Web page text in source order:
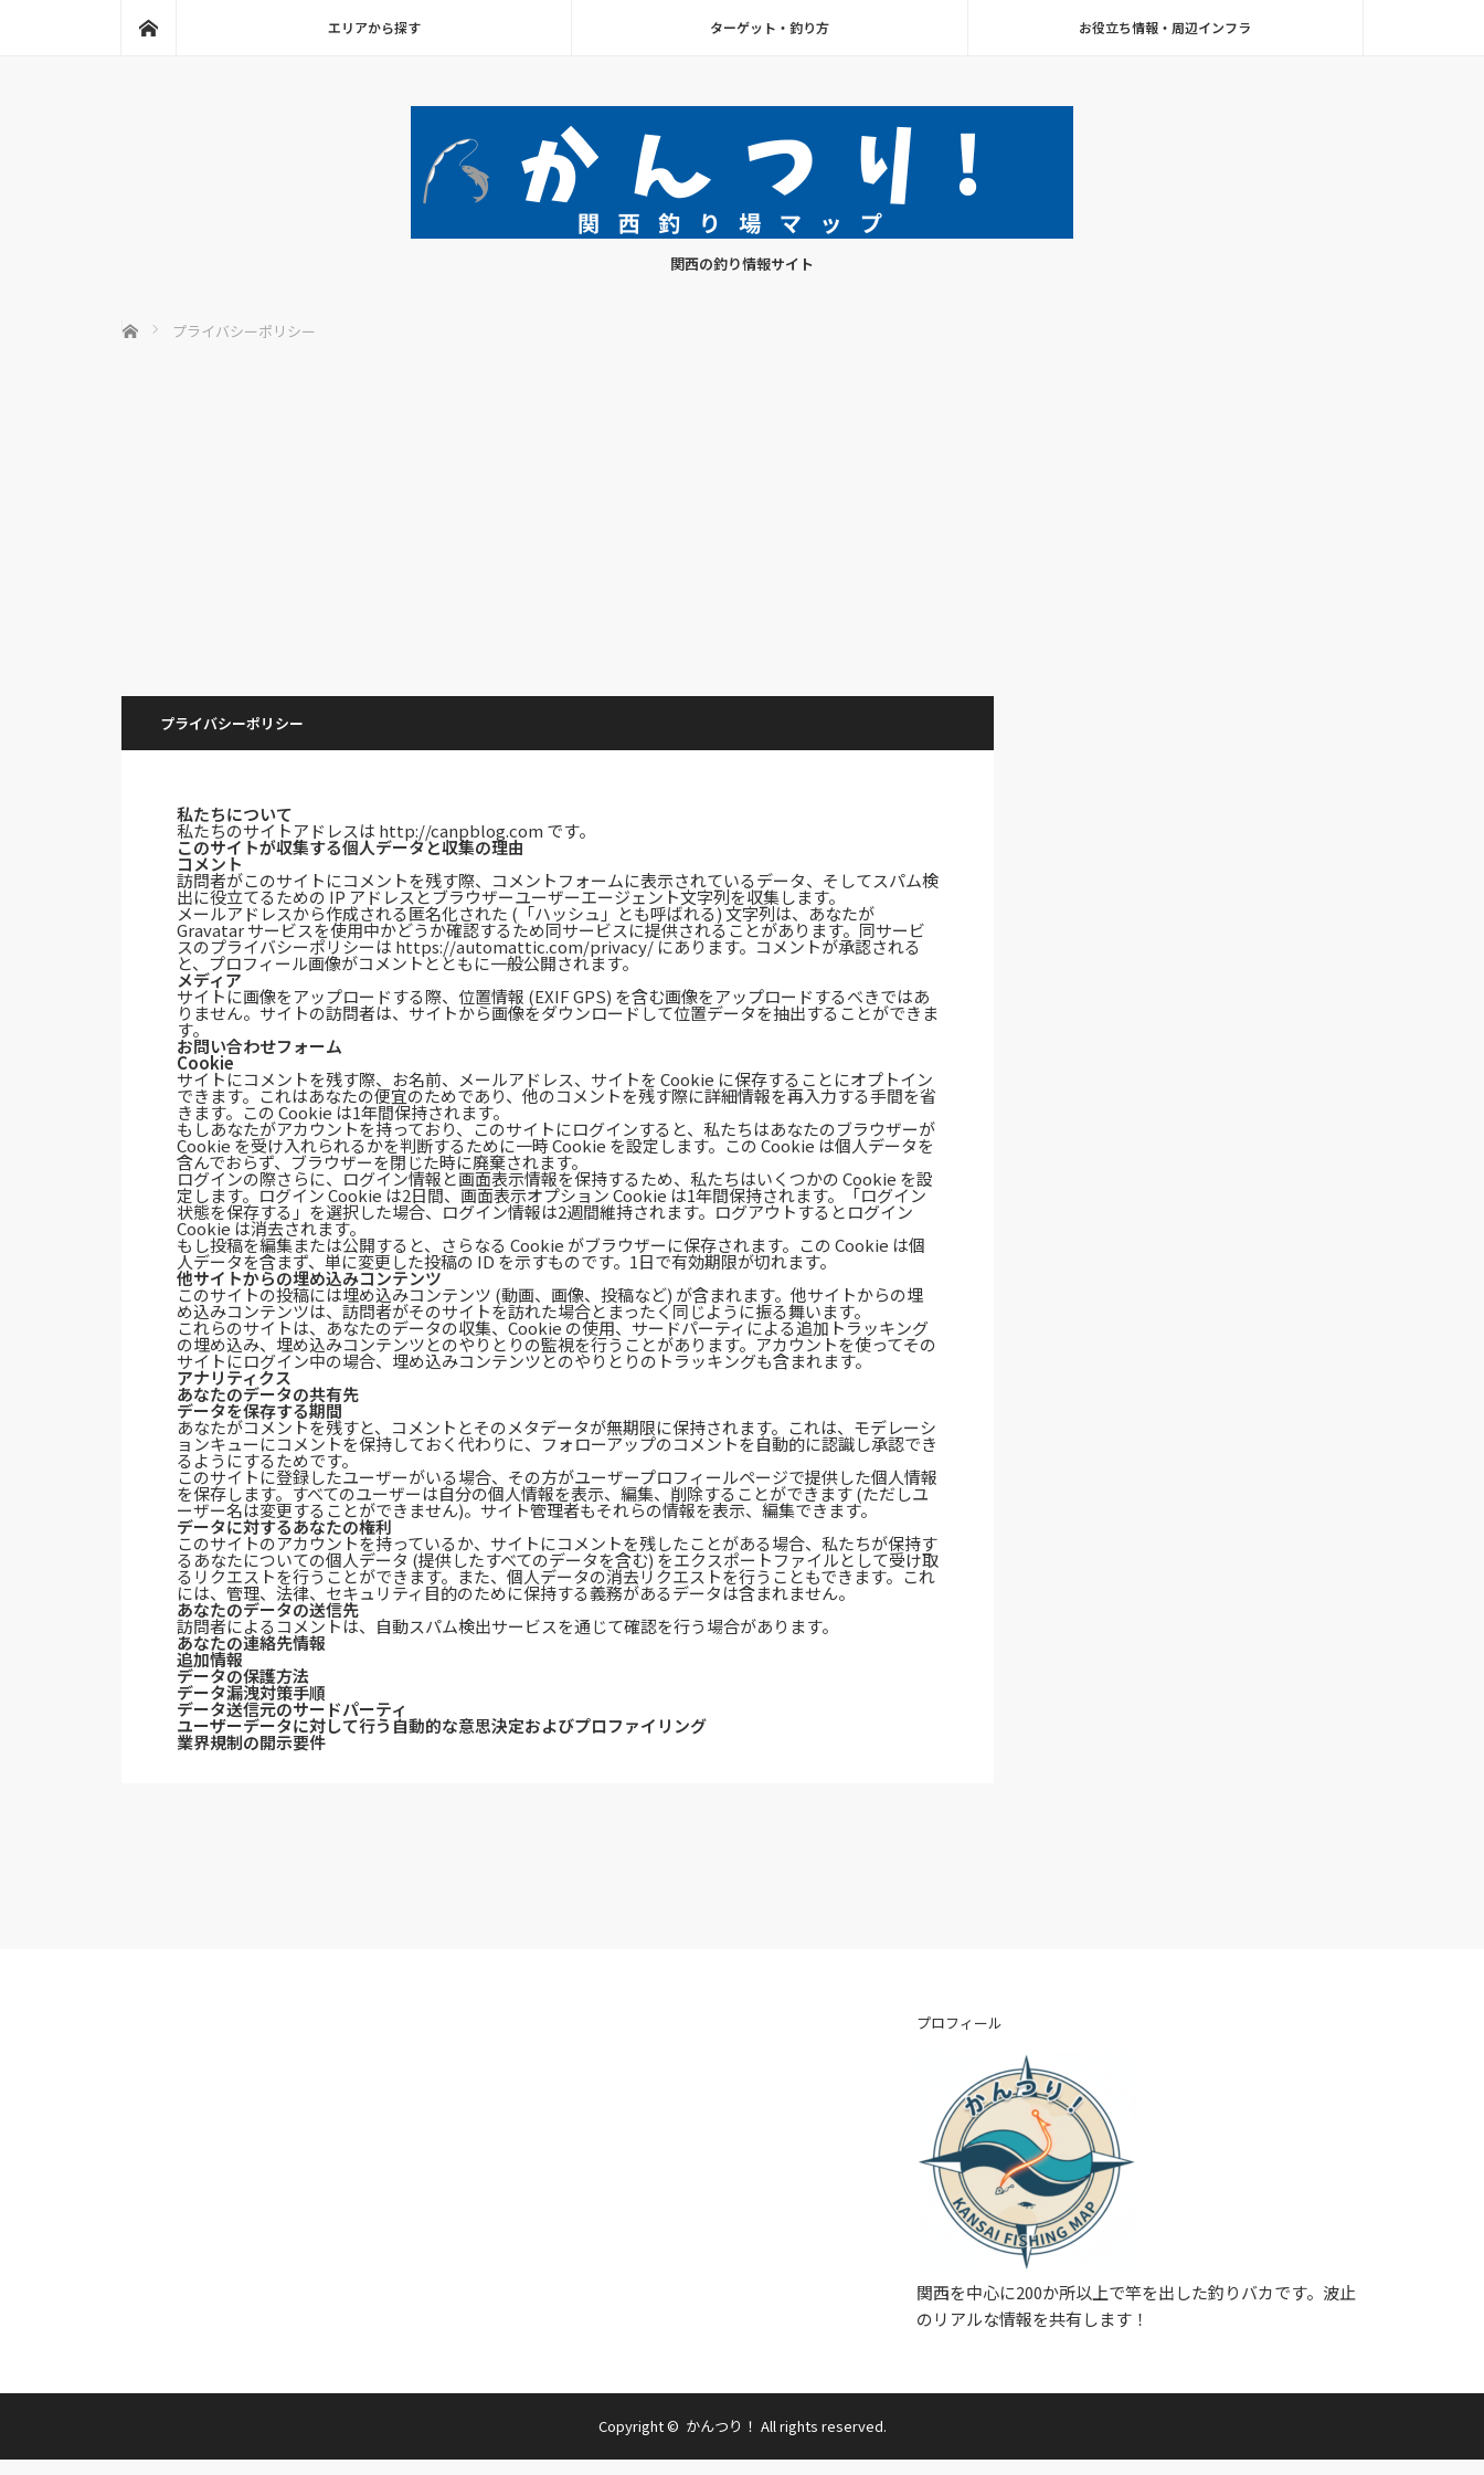
エリアから探す ターゲット・釣り方 お役立ち情報・周辺インフラ
関西の釣り情報サイト
ホーム プライバシーポリシー
プライバシーポリシー
私たちについて
私たちのサイトアドレスは http://canpblog.com です。
このサイトが収集する個人データと収集の理由
コメント
訪問者がこのサイトにコメントを残す際、コメントフォームに表示されているデータ、そしてスパム検
出に役立てるための IP アドレスとブラウザーユーザーエージェント文字列を収集します。
メールアドレスから作成される匿名化された (「ハッシュ」とも呼ばれる) 文字列は、あなたが
Gravatar サービスを使用中かどうか確認するため同サービスに提供されることがあります。同サービ
スのプライバシーポリシーは https://automattic.com/privacy/ にあります。コメントが承認される
と、プロフィール画像がコメントとともに一般公開されます。
メディア
サイトに画像をアップロードする際、位置情報 (EXIF GPS) を含む画像をアップロードするべきではあ
りません。サイトの訪問者は、サイトから画像をダウンロードして位置データを抽出することができま
す。
お問い合わせフォーム
Cookie
サイトにコメントを残す際、お名前、メールアドレス、サイトを Cookie に保存することにオプトイン
できます。これはあなたの便宜のためであり、他のコメントを残す際に詳細情報を再入力する手間を省
きます。この Cookie は1年間保持されます。
もしあなたがアカウントを持っており、このサイトにログインすると、私たちはあなたのブラウザーが
Cookie を受け入れられるかを判断するために一時 Cookie を設定します。この Cookie は個人データを
含んでおらず、ブラウザーを閉じた時に廃棄されます。
ログインの際さらに、ログイン情報と画面表示情報を保持するため、私たちはいくつかの Cookie を設
定します。ログイン Cookie は2日間、画面表示オプション Cookie は1年間保持されます。「ログイン
状態を保存する」を選択した場合、ログイン情報は2週間維持されます。ログアウトするとログイン
Cookie は消去されます。
もし投稿を編集または公開すると、さらなる Cookie がブラウザーに保存されます。この Cookie は個
人データを含まず、単に変更した投稿の ID を示すものです。1日で有効期限が切れます。
他サイトからの埋め込みコンテンツ
このサイトの投稿には埋め込みコンテンツ (動画、画像、投稿など) が含まれます。他サイトからの埋
め込みコンテンツは、訪問者がそのサイトを訪れた場合とまったく同じように振る舞います。
これらのサイトは、あなたのデータの収集、Cookie の使用、サードパーティによる追加トラッキング
の埋め込み、埋め込みコンテンツとのやりとりの監視を行うことがあります。アカウントを使ってその
サイトにログイン中の場合、埋め込みコンテンツとのやりとりのトラッキングも含まれます。
アナリティクス
あなたのデータの共有先
データを保存する期間
あなたがコメントを残すと、コメントとそのメタデータが無期限に保持されます。これは、モデレーシ
ョンキューにコメントを保持しておく代わりに、フォローアップのコメントを自動的に認識し承認でき
るようにするためです。
このサイトに登録したユーザーがいる場合、その方がユーザープロフィールページで提供した個人情報
を保存します。すべてのユーザーは自分の個人情報を表示、編集、削除することができます (ただしユ
ーザー名は変更することができません)。サイト管理者もそれらの情報を表示、編集できます。
データに対するあなたの権利
このサイトのアカウントを持っているか、サイトにコメントを残したことがある場合、私たちが保持す
るあなたについての個人データ (提供したすべてのデータを含む) をエクスポートファイルとして受け取
るリクエストを行うことができます。また、個人データの消去リクエストを行うこともできます。これ
には、管理、法律、セキュリティ目的のために保持する義務があるデータは含まれません。
あなたのデータの送信先
訪問者によるコメントは、自動スパム検出サービスを通じて確認を行う場合があります。
あなたの連絡先情報
追加情報
データの保護方法
データ漏洩対策手順
データ送信元のサードパーティ
ユーザーデータに対して行う自動的な意思決定およびプロファイリング
業界規制の開示要件
プロフィール
関西を中心に200か所以上で竿を出した釣りバカです。波止
のリアルな情報を共有します！
Copyright © かんつり！ All rights reserved.